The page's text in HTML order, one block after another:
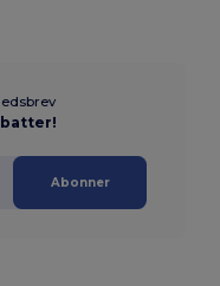
Abonner